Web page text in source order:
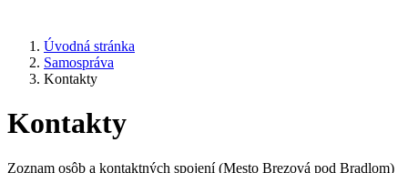
Úvodná stránka
Samospráva
Kontakty
Kontakty
Zoznam osôb a kontaktných spojení (Mesto Brezová pod Bradlom)